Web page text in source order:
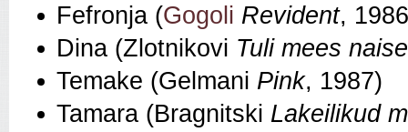
Fefronja (Gogoli Revident,
Dina (Zlotnikovi Tuli mees
Temake (Gelmani Pink, 1987)
Tamara (Bragnitski Lakeilikud